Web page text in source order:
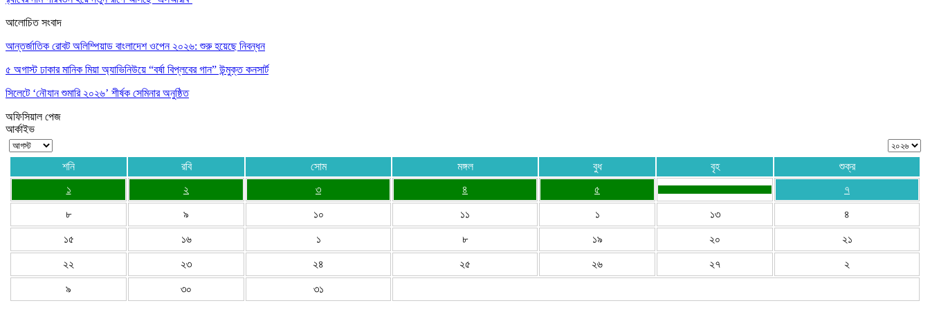
আলোচিত সংবাদ
আন্তর্জাতিক রোবট অলিম্পিয়াড বাংলাদেশ ওপেন ২০২৬: শুরু হয়েছে নিবন্ধন
৫ অগাস্ট ঢাকার মানিক মিয়া অ্যাভিনিউয়ে “বর্ষা বিপ্লবের গান” উন্মুক্ত কনসার্ট
সিলেটে ‘নৌযান শুমারি ২০২৬’ শীর্ষক সেমিনার অনুষ্ঠিত
অফিসিয়াল পেজ
আর্কাইভ
শনি রবি সোম মঙ্গল বুধ বৃহ
শুক্র
১
২ ৩ ৪ ৫ ৭
৮ ৯ ১০ ১১ ১ ১৩ ৪
১৫ ১৬ ১ ৮ ১৯ ২০ ২১
২২ ২৩ ২৪ ২৫ ২৬ ২৭ ২
৯ ৩০ ৩১